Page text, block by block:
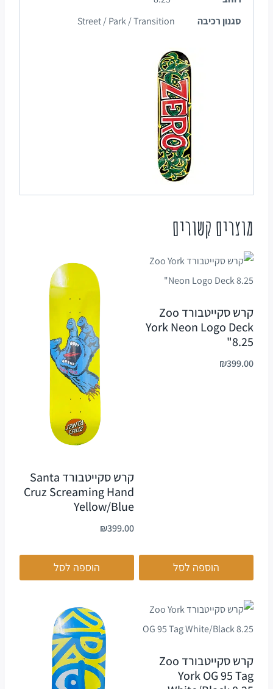
סגנון רכיבה
Street / Park / Transition
מוצרים קשורים
קרש סקייטבורד Zoo
York Neon Logo Deck
8.25"
₪399.00
הוספה לסל
קרש סקייטבורד Santa
Cruz Screaming Hand
Yellow/Blue
₪399.00
הוספה לסל
קרש סקייטבורד Zoo
York OG 95 Tag